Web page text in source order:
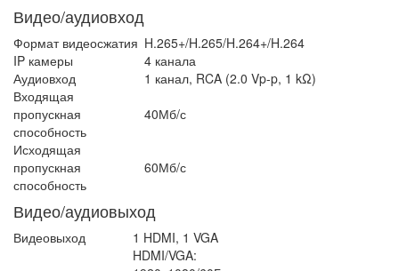
Видео/аудиовход
Формат видеосжатия H.265+/H.265/H.264+/H.264
IP камеры
4 канала
Аудиовход
1 канал, RCA (2.0 Vp-p, 1 kΩ)
Входящая
пропускная
способность
40Мб/с
Исходящая
пропускная
способность
60Мб/с
Видео/аудиовыход
Видеовыход 1 HDMI, 1 VGA
HDMI/VGA: